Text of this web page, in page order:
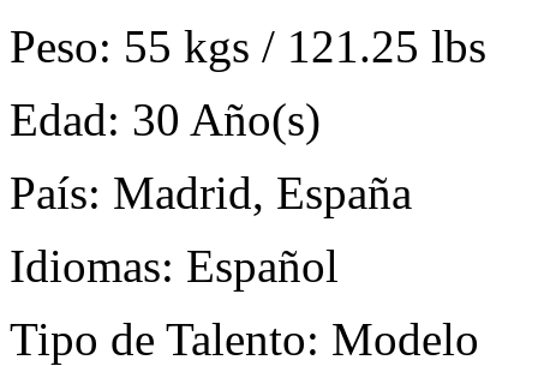
Peso: 55 kgs / 121.25 lbs
Edad: 30 Año(s)
País: Madrid, España
Idiomas: Español
Tipo de Talento: Modelo